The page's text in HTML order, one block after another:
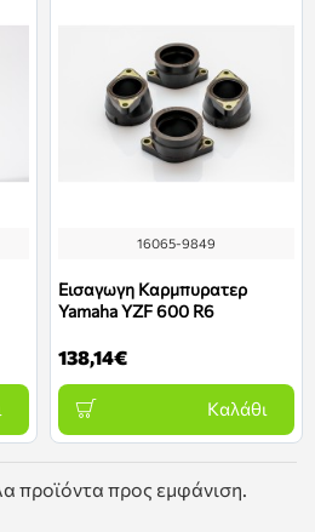
16065-9849
Εισαγωγη Καρμπυρατερ
Yamaha YZF 600 R6
138,14€
Καλάθι
προϊόντα προς εμφάνιση.